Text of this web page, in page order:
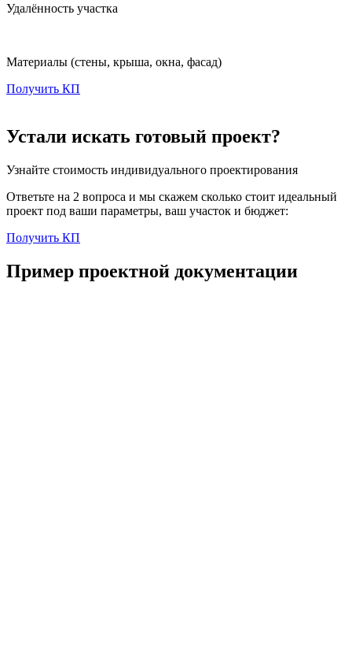
Удалённость участка
Материалы (стены, крыша, окна, фасад)
Получить КП
Устали искать готовый проект?
Узнайте стоимость индивидуального проектирования
Ответьте на 2 вопроса и мы скажем сколько стоит идеальный
проект под ваши параметры, ваш участок и бюджет:
Получить КП
Пример проектной документации